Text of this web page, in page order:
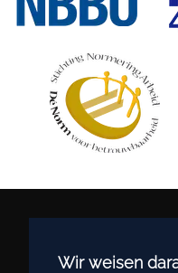
Wir weisen